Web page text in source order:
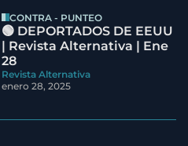
CONTRA - PUNTEO
🟢 DEPORTADOS DE EEUU
| Revista Alternativa | Ene
28
Revista Alternativa
enero 28, 2025